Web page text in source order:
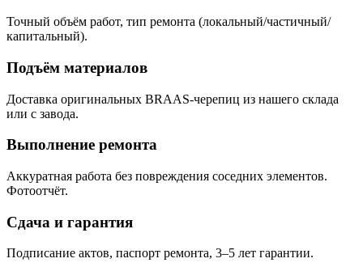
Точный объём работ, тип ремонта (локальный/частичный/
капитальный).
Подъём материалов
Доставка оригинальных BRAAS-черепиц из нашего склада
или с завода.
Выполнение ремонта
Аккуратная работа без повреждения соседних элементов.
Фотоотчёт.
Сдача и гарантия
Подписание актов, паспорт ремонта, 3–5 лет гарантии.